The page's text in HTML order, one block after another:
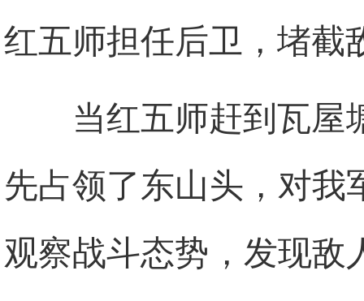
红五师担任后卫，堵截
当红五师赶到瓦屋
先占领了东山头，对我
观察战斗态势，发现敌